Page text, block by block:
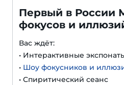
Первый в России
фокусов и
Вас ждёт:
• Интерактивные
• Шоу фокусников и
• Спиритический сеанс